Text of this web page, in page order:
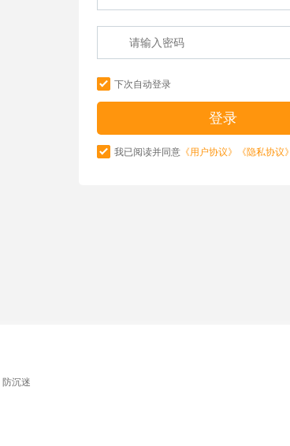
下次自动登录
我已阅读并同意 《用户协议》 《隐私协议》
防沉迷